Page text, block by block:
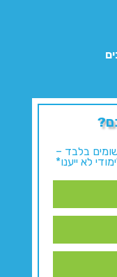
בלבד –
לא ייענו*